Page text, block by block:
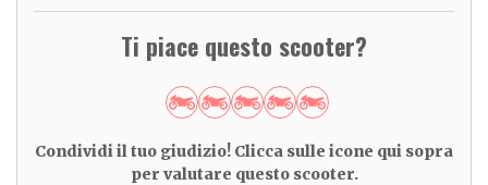
Ti piace questo scooter?
Condividi il tuo giudizio! Clicca sulle icone qui sopra
per valutare questo scooter.